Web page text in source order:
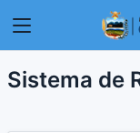
Sistema de